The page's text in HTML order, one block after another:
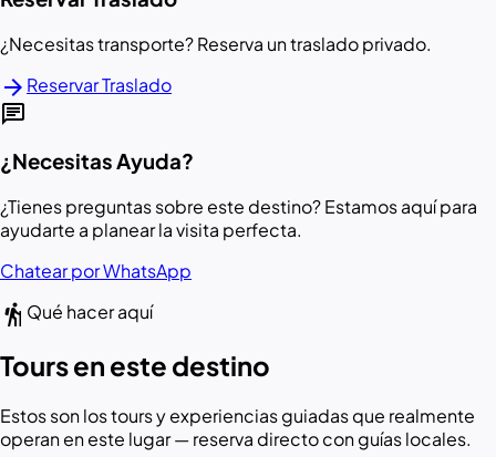
¿Necesitas transporte? Reserva un traslado privado.
arrow_forward Reservar Traslado
chat
¿Necesitas Ayuda?
¿Tienes preguntas sobre este destino? Estamos aquí para
ayudarte a planear la visita perfecta.
Chatear por WhatsApp
hiking Qué hacer aquí
Tours en este destino
Estos son los tours y experiencias guiadas que realmente
operan en este lugar — reserva directo con guías locales.